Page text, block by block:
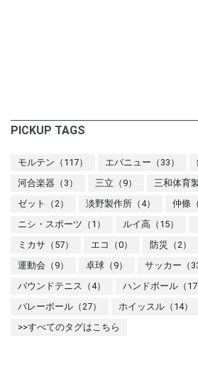
PICKUP TAGS
モルテン（117） エバニュー（33）
河合楽器（3）
三立（9）
三和体育
ゼット（2）
淡野製作所（4）
仲條
ニシ・スポーツ（1）
ルイ高（15）
ミカサ（57）
エコ（0） 防災（2）
運動会（9）
卓球（9）
サッカー（33
バウンドテニス（4）
ハンドボール（17
バレーボール（27）
ホイッスル（14）
>>すべてのタグはこちら